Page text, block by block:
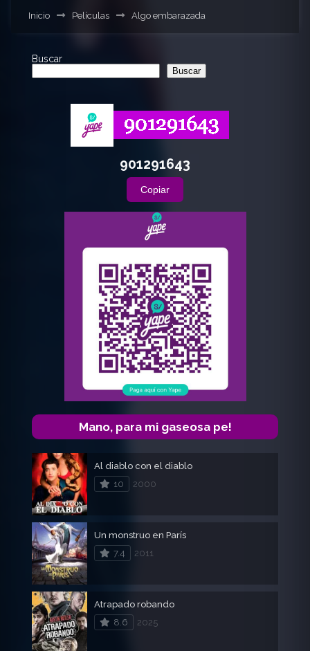
Inicio Películas Algo embarazada
Buscar
Buscar
901291643
Copiar
Mano, para mi gaseosa pe!
Al diablo con el diablo
10
2000
Un monstruo en París
7.4
2011
Atrapado robando
8.6
2025